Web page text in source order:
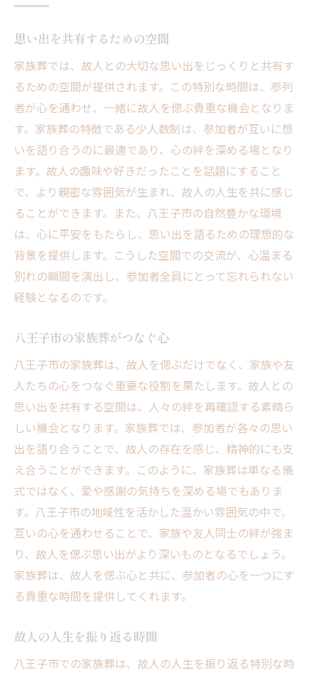
思い出を共有するための空間
家族葬では、故人との大切な思い出をじっくりと共有す
るための空間が提供されます。この特別な時間は、参列
者が心を通わせ、一緒に故人を偲ぶ貴重な機会となりま
す。家族葬の特徴である少人数制は、参加者が互いに想
いを語り合うのに最適であり、心の絆を深める場となり
ます。故人の趣味や好きだったことを話題にすること
で、より親密な雰囲気が生まれ、故人の人生を共に感じ
ることができます。また、八王子市の自然豊かな環境
は、心に平安をもたらし、思い出を語るための理想的な
背景を提供します。こうした空間での交流が、心温まる
別れの瞬間を演出し、参加者全員にとって忘れられない
経験となるのです。
八王子市の家族葬がつなぐ心
八王子市の家族葬は、故人を偲ぶだけでなく、家族や友
人たちの心をつなぐ重要な役割を果たします。故人との
思い出を共有する空間は、人々の絆を再確認する素晴ら
しい機会となります。家族葬では、参加者が各々の思い
出を語り合うことで、故人の存在を感じ、精神的にも支
え合うことができます。このように、家族葬は単なる儀
式ではなく、愛や感謝の気持ちを深める場でもありま
す。八王子市の地域性を活かした温かい雰囲気の中で、
互いの心を通わせることで、家族や友人同士の絆が強ま
り、故人を偲ぶ思い出がより深いものとなるでしょう。
家族葬は、故人を偲ぶ心と共に、参加者の心を一つにす
る貴重な時間を提供してくれます。
故人の人生を振り返る時間
八王子市での家族葬は、故人の人生を振り返る特別な時